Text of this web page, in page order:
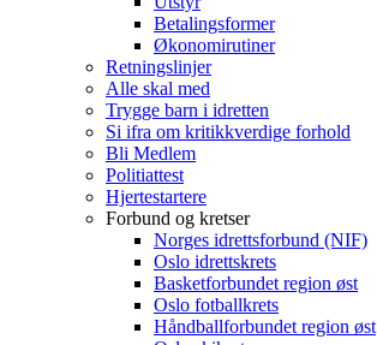
Betalingsformer
Økonomirutiner
Retningslinjer
Alle skal med
Trygge barn i idretten
Si ifra om kritikkverdige forhold
Bli Medlem
Politiattest
Hjertestartere
Forbund og kretser
Norges idrettsforbund (NIF)
Oslo idrettskrets
Basketforbundet region øst
Oslo fotballkrets
Håndballforbundet region øst